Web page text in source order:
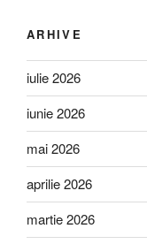
ARHIVE
iulie 2026
iunie 2026
mai 2026
aprilie 2026
martie 2026